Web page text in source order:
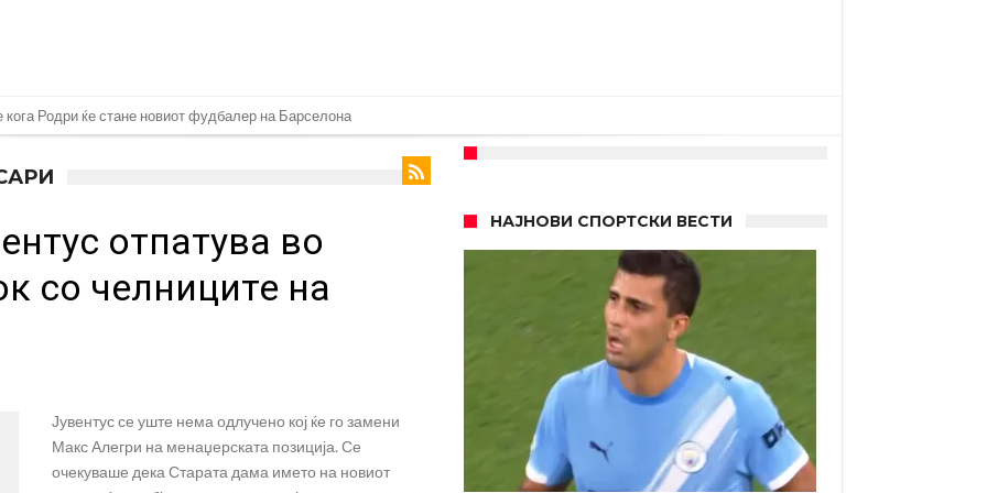
„војна“ поради фудбалер вреден 69 милиони евра!
разнесам Меси со четири бомби“
евра, но не го затвора паричникот – ќе има уште засилувања!
да ја отвори касата, дали има 100.000.000 евра за да ги задоволи Германците?
Сен Жермен
еден услов
отпатува во
со челниците на
Јувентус се уште нема одлучено кој ќе го замени
Макс Алегри на менаџерската позиција. Се
очекуваше дека Старата дама името на новиот
НАЈНОВИ СПОРТСКИ ВЕСТИ